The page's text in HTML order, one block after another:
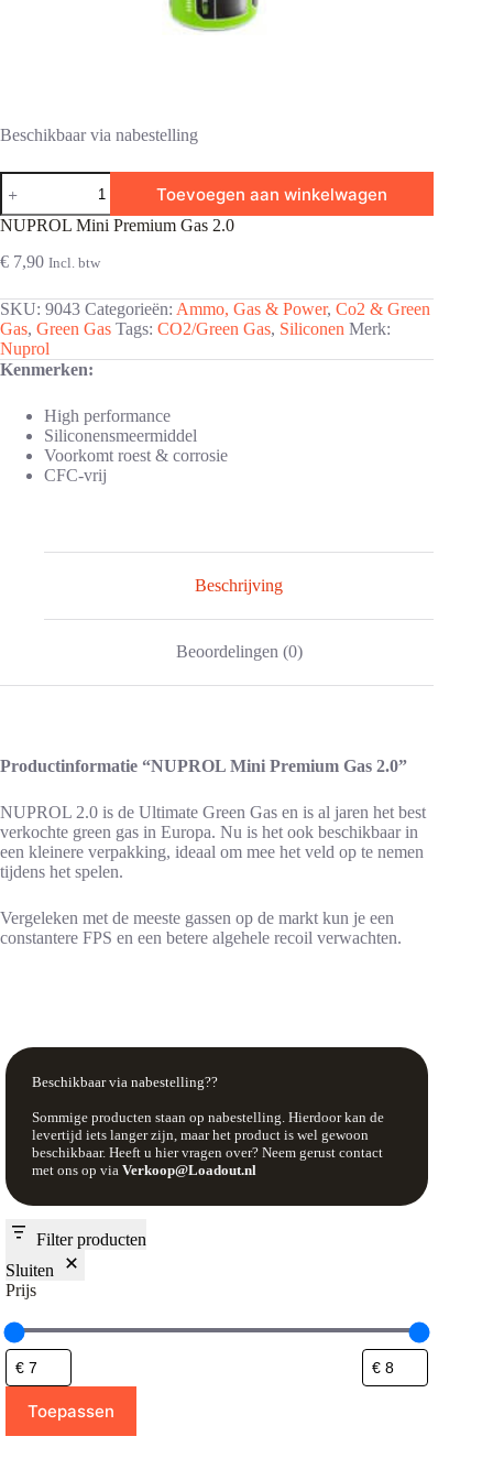
Beschikbaar via nabestelling
NUPROL
Mini
Premium
Gas
2.0
aantal
Toevoegen aan winkelwagen
NUPROL Mini Premium Gas 2.0
€ 7,90 Incl. btw
SKU: 9043 Categorieën: Ammo, Gas & Power, Co2 & Green
Gas, Green Gas Tags: CO2/Green Gas, Siliconen Merk:
Nuprol
Kenmerken:
High performance
Siliconensmeermiddel
Voorkomt roest & corrosie
CFC-vrij
Beschrijving
Beoordelingen (0)
Productinformatie “NUPROL Mini Premium Gas 2.0”
NUPROL 2.0 is de Ultimate Green Gas en is al jaren het best
verkochte green gas in Europa. Nu is het ook beschikbaar in
een kleinere verpakking, ideaal om mee het veld op te nemen
tijdens het spelen.
Vergeleken met de meeste gassen op de markt kun je een
constantere FPS en een betere algehele recoil verwachten.
Beschikbaar via nabestelling??
Sommige producten staan op nabestelling. Hierdoor kan de
levertijd iets langer zijn, maar het product is wel gewoon
beschikbaar. Heeft u hier vragen over? Neem gerust contact
met ons op via Verkoop@Loadout.nl
Filter producten
Sluiten
Prijs
Toepassen